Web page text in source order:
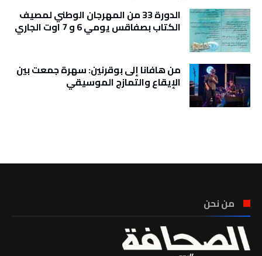
الدورة 33 من المهرجان الوطني لمصيف
الكتاب بصفاقس يومي 6 و 7 اوت الجاري
من هافانا إلى بوقرنين: سهرة جمعت بين
الإيقاع والتمازج الموسيقي
من نحن